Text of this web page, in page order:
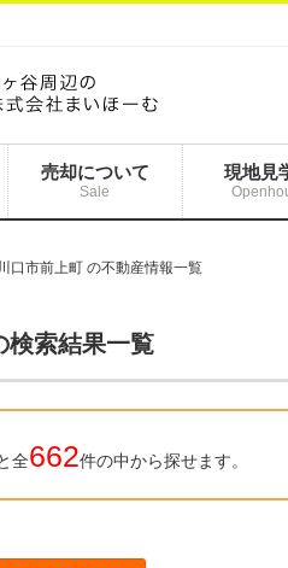
売却について
Sale
現地見
口市前上町 の不動産情報一覧
検索結果一覧
全662件の中から探せます。